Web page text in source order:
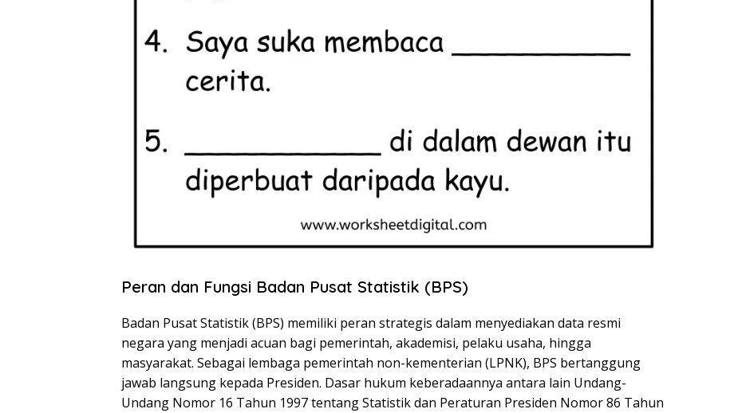
Peran dan Fungsi Badan Pusat Statistik (BPS)
Badan Pusat Statistik (BPS) memiliki peran strategis dalam menyediakan data resmi
negara yang menjadi acuan bagi pemerintah, akademisi, pelaku usaha, hingga
masyarakat. Sebagai lembaga pemerintah non-kementerian (LPNK), BPS bertanggung
jawab langsung kepada Presiden. Dasar hukum keberadaannya antara lain Undang-
Undang Nomor 16 Tahun 1997 tentang Statistik dan Peraturan Presiden Nomor 86 Tahun